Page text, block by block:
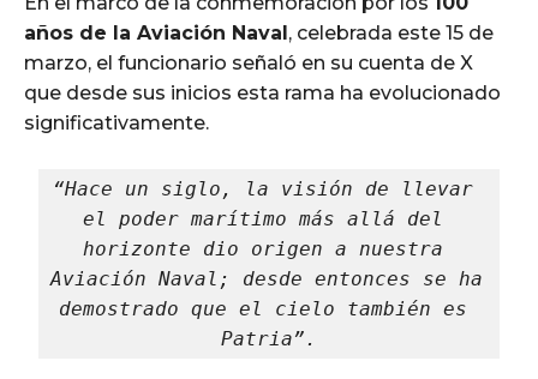
años de la Aviación Naval, celebrada este 15 de
marzo, el funcionario señaló en su cuenta de X
que desde sus inicios esta rama ha evolucionado
significativamente.
“Hace un siglo, la visión de llevar
el poder marítimo más allá del
horizonte dio origen a nuestra
Aviación Naval; desde entonces se ha
demostrado que el cielo también es
Patria”.